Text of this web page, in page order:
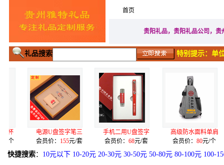
首页
贵阳礼品，贵阳礼品公司，
礼品搜索 特别提示：单
字笔三
155元/套
手机二用U盘签字
会员价：68元/套
高级防水面料单肩
会员价：80元/个
一级骨质瓷奔
会员价：128元
快捷搜索： 10元以下 10-20元 20-30元 30-50元 50-80元 80-100元 100-